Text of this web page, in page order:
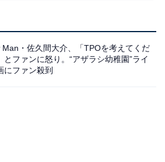
Man・佐久間大介、「TPOを考えてくだ
とファンに怒り。“アザラシ幼稚園”ライ
にファン殺到